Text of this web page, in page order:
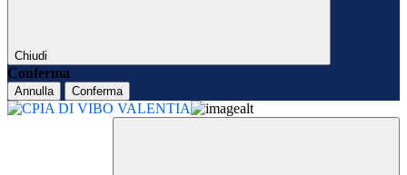
Chiudi
Conferma
Annulla Conferma